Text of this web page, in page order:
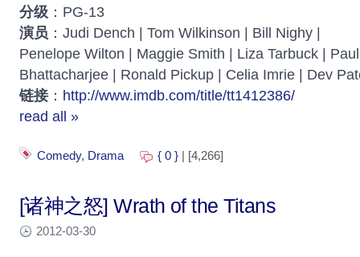
分级 ：PG-13
演员 ：Judi Dench | Tom Wilkinson | Bill Nighy |
Penelope Wilton | Maggie Smith | Liza Tarbuck | Paul
Bhattacharjee | Ronald Pickup | Celia Imrie | Dev
链接 ： http://www.imdb.com/title/tt1412386/
read all »
Comedy, Drama { 0 } | [4,266]
[诸神之怒] Wrath of the Titans
2012-03-30